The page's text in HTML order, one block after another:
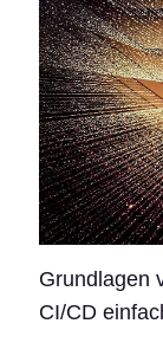
Grundlagen
CI/CD